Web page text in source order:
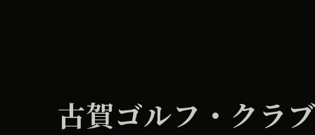
古賀ゴルフ・クラ